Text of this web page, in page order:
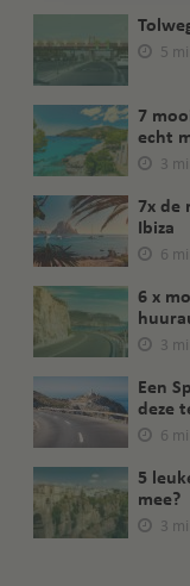
5
7
echt
3
7x de
Ibiza
6
6 x
3
Een
deze
6
5
mee?
3